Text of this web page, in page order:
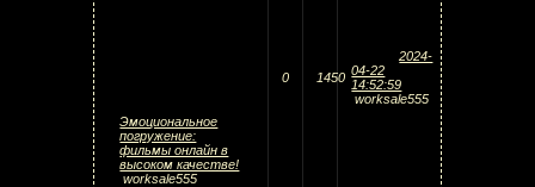
Эмоциональное
погружение:
фильмы онлайн в
высоком качестве!
worksale555
0 1450
2024-
04-22
14:52:59
worksale555